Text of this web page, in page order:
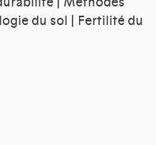
du sol | Fertilité du